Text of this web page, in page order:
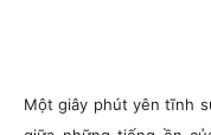
Một giây phút yên tĩnh